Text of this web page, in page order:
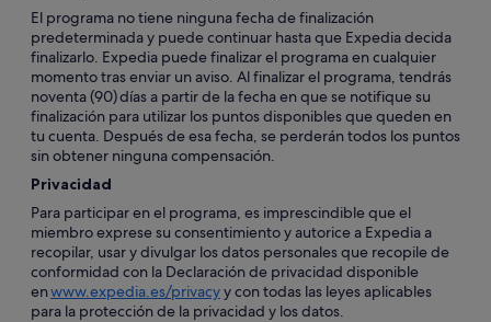
El programa no tiene ninguna fecha de finalización
predeterminada y puede continuar hasta que Expedia decida
finalizarlo. Expedia puede finalizar el programa en cualquier
momento tras enviar un aviso. Al finalizar el programa, tendrás
noventa (90) días a partir de la fecha en que se notifique su
finalización para utilizar los puntos disponibles que queden en
tu cuenta. Después de esa fecha, se perderán todos los puntos
sin obtener ninguna compensación.
Privacidad
Para participar en el programa, es imprescindible que el
miembro exprese su consentimiento y autorice a Expedia a
recopilar, usar y divulgar los datos personales que recopile de
conformidad con la Declaración de privacidad disponible
enwww.expedia.es/privacyy con todas las leyes aplicables
para la protección de la privacidad y los datos.